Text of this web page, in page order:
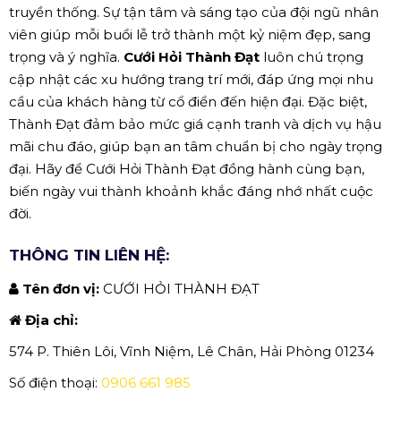
truyền thống. Sự tận tâm và sáng tạo của đội ngũ nhân
viên giúp mỗi buổi lễ trở thành một kỷ niệm đẹp, sang
trọng và ý nghĩa. Cưới Hỏi Thành Đạt luôn chú trọng
cập nhật các xu hướng trang trí mới, đáp ứng mọi nhu
cầu của khách hàng từ cổ điển đến hiện đại. Đặc biệt,
Thành Đạt đảm bảo mức giá cạnh tranh và dịch vụ hậu
mãi chu đáo, giúp bạn an tâm chuẩn bị cho ngày trọng
đại. Hãy để Cưới Hỏi Thành Đạt đồng hành cùng bạn,
biến ngày vui thành khoảnh khắc đáng nhớ nhất cuộc
đời.
THÔNG TIN LIÊN HỆ:
Tên đơn vị: CƯỚI HỎI THÀNH ĐẠT
Địa chỉ:
574 P. Thiên Lôi, Vĩnh Niệm, Lê Chân, Hải Phòng 01234
Số điện thoại: 0906 661 985